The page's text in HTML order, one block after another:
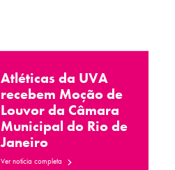
Atléticas da UVA
recebem Moção de
Louvor da Câmara
Municipal do Rio de
Janeiro
Ver notícia completa